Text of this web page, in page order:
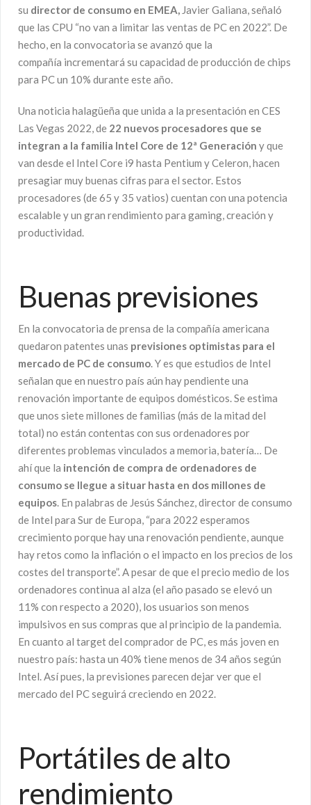
su director de consumo en EMEA, Javier Galiana, señaló
que las CPU “no van a limitar las ventas de PC en 2022”. De
hecho, en la convocatoria se avanzó que la
compañía incrementará su capacidad de producción de chips
para PC un 10% durante este año.
Una noticia halagüeña que unida a la presentación en CES
Las Vegas 2022, de 22 nuevos procesadores que se
integran a la familia Intel Core de 12ª Generación y que
van desde el Intel Core i9 hasta Pentium y Celeron, hacen
presagiar muy buenas cifras para el sector. Estos
procesadores (de 65 y 35 vatios) cuentan con una potencia
escalable y un gran rendimiento para gaming, creación y
productividad.
Buenas previsiones
En la convocatoria de prensa de la compañía americana
quedaron patentes unas previsiones optimistas para el
mercado de PC de consumo. Y es que estudios de Intel
señalan que en nuestro país aún hay pendiente una
renovación importante de equipos domésticos. Se estima
que unos siete millones de familias (más de la mitad del
total) no están contentas con sus ordenadores por
diferentes problemas vinculados a memoria, batería… De
ahí que la intención de compra de ordenadores de
consumo se llegue a situar hasta en dos millones de
equipos. En palabras de Jesús Sánchez, director de consumo
de Intel para Sur de Europa, “para 2022 esperamos
crecimiento porque hay una renovación pendiente, aunque
hay retos como la inflación o el impacto en los precios de los
costes del transporte”. A pesar de que el precio medio de los
ordenadores continua al alza (el año pasado se elevó un
11% con respecto a 2020), los usuarios son menos
impulsivos en sus compras que al principio de la pandemia.
En cuanto al target del comprador de PC, es más joven en
nuestro país: hasta un 40% tiene menos de 34 años según
Intel. Así pues, la previsiones parecen dejar ver que el
mercado del PC seguirá creciendo en 2022.
Portátiles de alto
rendimiento